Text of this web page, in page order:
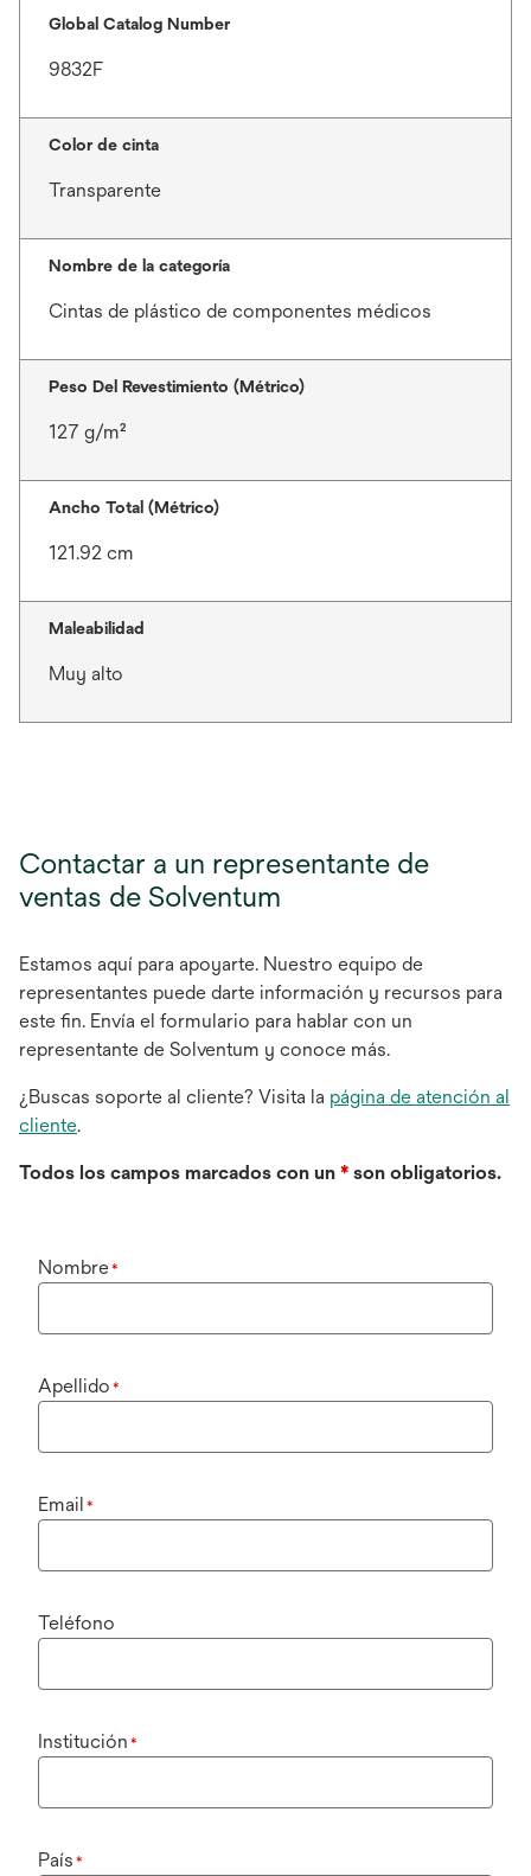
Global Catalog Number
9832F
Color de cinta
Transparente
Nombre de la categoría
Cintas de plástico de componentes médicos
Peso Del Revestimiento (Métrico)
127 g/m²
Ancho Total (Métrico)
121.92 cm
Maleabilidad
Muy alto
Contactar a un representante de
ventas de Solventum
Estamos aquí para apoyarte. Nuestro equipo de
representantes puede darte información y recursos para
este fin. Envía el formulario para hablar con un
representante de Solventum y conoce más.
¿Buscas soporte al cliente? Visita la página de atención al
cliente.
Todos los campos marcados con un * son obligatorios.
Nombre*
Apellido *
Email *
Teléfono
Institución *
País *